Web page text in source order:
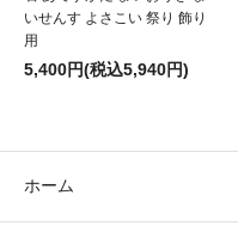
いせんす よさこい 祭り 飾り
用
5,400円(税込5,940円)
ホーム